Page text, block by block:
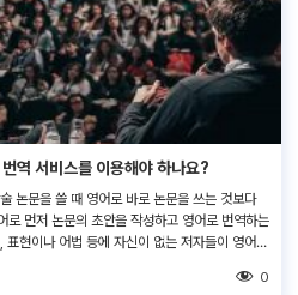
역 서비스를 이용해야 하나요?
논문을 쓸 때 영어로 바로 논문을 쓰는 것보다
로 먼저 논문의 초안을 작성하고 영어로 번역하는
현이나 어법 등에 자신이 없는 저자들이 영어로
해외 타깃 […]
0